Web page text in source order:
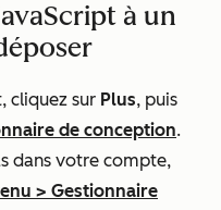
à un
cliquez sur Plus, puis
de conception.
dans votre compte,
> Gestionnaire